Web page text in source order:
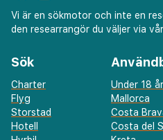
Vi är en sökmotor och inte en
den researrangör du väljer via
Sök
Charter
Flyg
Storstad
Hotell
Under 18 år
Mallorca
Costa
Costa del